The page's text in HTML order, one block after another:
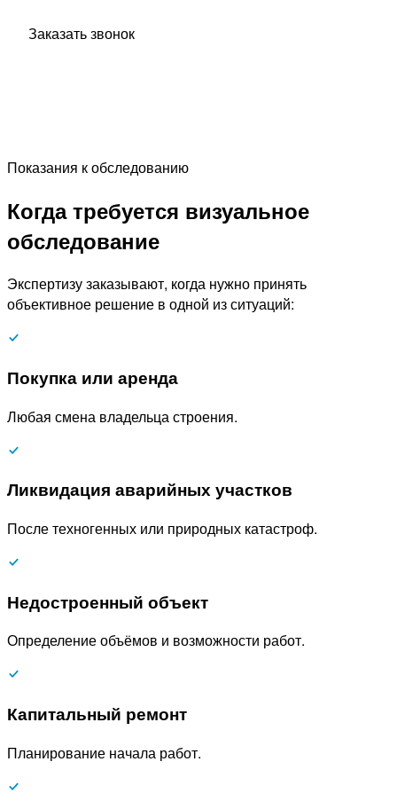
Заказать звонок
Показания к обследованию
Когда требуется визуальное
обследование
Экспертизу заказывают, когда нужно принять
объективное решение в одной из ситуаций:
Покупка или аренда
Любая смена владельца строения.
Ликвидация аварийных участков
После техногенных или природных катастроф.
Недостроенный объект
Определение объёмов и возможности работ.
Капитальный ремонт
Планирование начала работ.